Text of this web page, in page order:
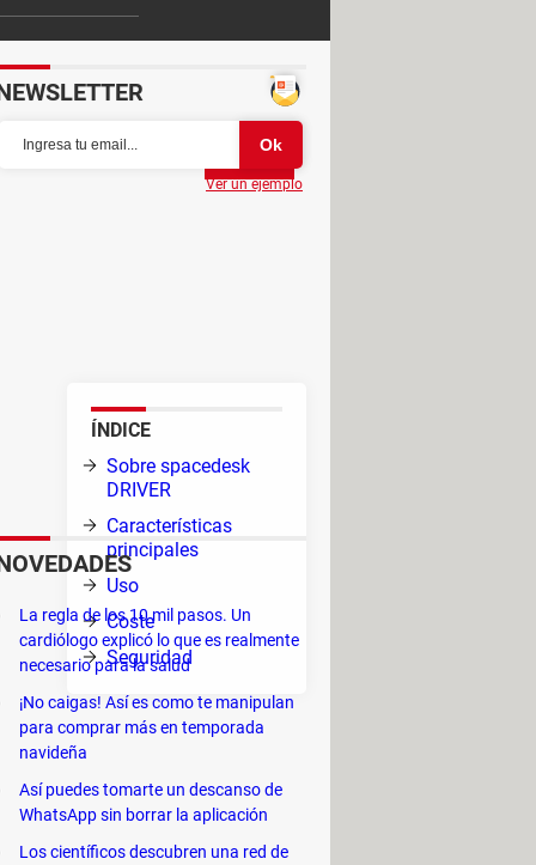
Partager
conectadas a un PC con
o iOS. spacedesk DRIVER
un excelente
ÍNDICE
Sobre spacedesk
DRIVER
Características
principales
Uso
Coste
Seguridad
monitor adicional, es decir, en
(a continuación te
Ver un ejemplo
La regla de los 10 mil pasos. Un
cardiólogo explicó lo que es realmente
necesario para la salud
¡No caigas! Así es como te manipulan
para comprar más en temporada
navideña
Así puedes tomarte un descanso de
WhatsApp sin borrar la aplicación
Los científicos descubren una red de